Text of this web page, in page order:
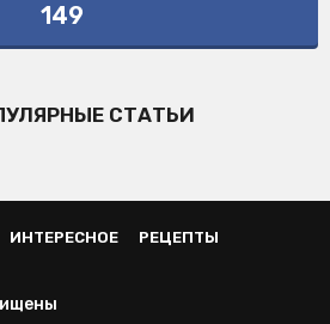
149
СТАТЬИ
ИНТЕРЕСНОЕ
РЕЦЕПТЫ